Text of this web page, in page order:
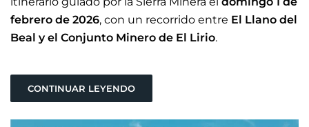
febrero de 2026, con un recorrido entre El Llano del
Beal y el Conjunto Minero de El Lirio.
CONTINUAR LEYENDO